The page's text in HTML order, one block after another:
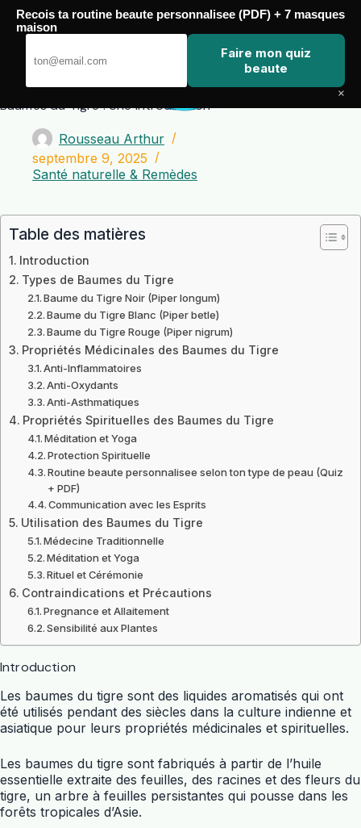
Passer
contenu
Baumes du Tigre : Une Introduction
Rousseau Arthur
septembre 9, 2025
Santé naturelle & Remèdes
Table des matières
Introduction
Types de Baumes du Tigre
Baume du Tigre Noir (Piper longum)
Baume du Tigre Blanc (Piper betle)
Baume du Tigre Rouge (Piper nigrum)
Propriétés Médicinales des Baumes du Tigre
Anti-Inflammatoires
Anti-Oxydants
Anti-Asthmatiques
Propriétés Spirituelles des Baumes du Tigre
Méditation et Yoga
Protection Spirituelle
Routine beaute personnalisee selon ton type de peau (Quiz
+ PDF)
Communication avec les Esprits
Utilisation des Baumes du Tigre
Médecine Traditionnelle
Méditation et Yoga
Rituel et Cérémonie
Contraindications et Précautions
Pregnance et Allaitement
Sensibilité aux Plantes
Introduction
Les baumes du tigre sont des liquides aromatisés qui ont
été utilisés pendant des siècles dans la culture indienne et
asiatique pour leurs propriétés médicinales et spirituelles.
Les baumes du tigre sont fabriqués à partir de l’huile
essentielle extraite des feuilles, des racines et des fleurs du
tigre, un arbre à feuilles persistantes qui pousse dans les
forêts tropicales d’Asie.
Recois ta routine beaute personnalisee (PDF) + 7 masques
maison
Faire mon quiz
beaute
×